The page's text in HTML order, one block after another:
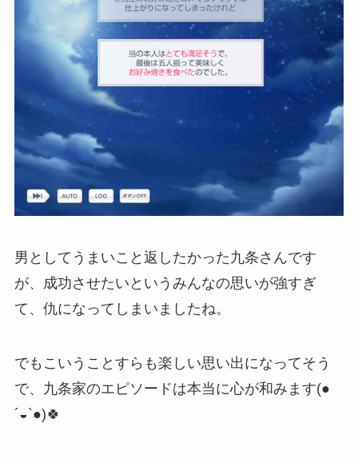
男としてうまいこと返したかった九条さんです
が、成功させたいというみんなの思いが強すぎ
て、仇になってしまいましたね。
でもこいうことすらも楽しい思い出になってそう
で、九条家のエピソードは本当に心が和みます(●
´◒`●)🍀